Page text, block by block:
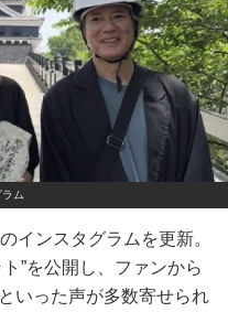
ム
インスタグラムを更新。
”を公開し、ファンから
いった声が多数寄せられ